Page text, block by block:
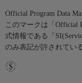
Official Program Data
このマークは「Official
式情報である「
のみ表記が許されてい